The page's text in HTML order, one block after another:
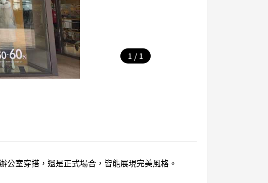
1 / 1
公室穿搭，還是正式場合，皆能展現完美風格。